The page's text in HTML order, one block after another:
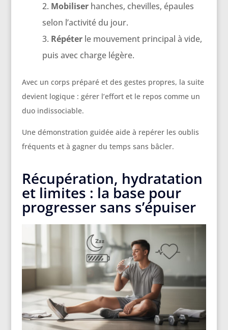
Mobiliserhanches, chevilles, épaules
selon l’activité du jour.
Répéterle mouvement principal à vide,
puis avec charge légère.
Avec un corps préparé et des gestes propres, la suite
devient logique : gérer l’effort et le repos comme un
duo indissociable.
Une démonstration guidée aide à repérer les oublis
fréquents et à gagner du temps sans bâcler.
Récupération, hydratation
et limites : la base pour
progresser sans s’épuiser